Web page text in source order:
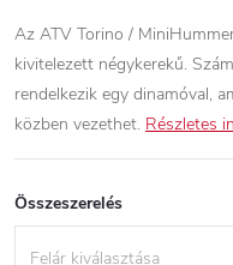
Az ATV Torino /
kivitelezett négykerekű.
rendelkezik egy dinamóval,
közben vezethet. Részletes
Összeszerelés